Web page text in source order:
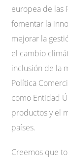
europea de las
fomentar la
mejorar la
el cambio
inclusión de la
Política
como Entidad
productos y el
países.
Creemos que